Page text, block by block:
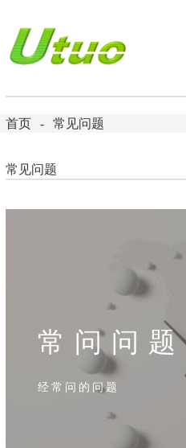
首页 常见问题
常见问题
常问问题
经常问的问题